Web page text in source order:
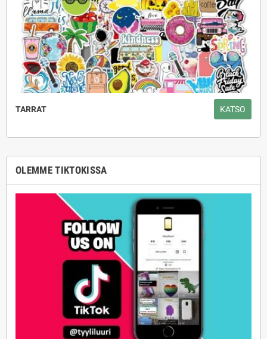
TARRAT KATSO
OLEMME TIKTOKISSA